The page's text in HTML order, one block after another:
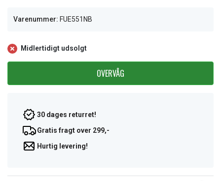
Varenummer: FUE551NB
Midlertidigt udsolgt
OVERVÅG
30 dages returret!
Gratis fragt over 299,-
Hurtig levering!